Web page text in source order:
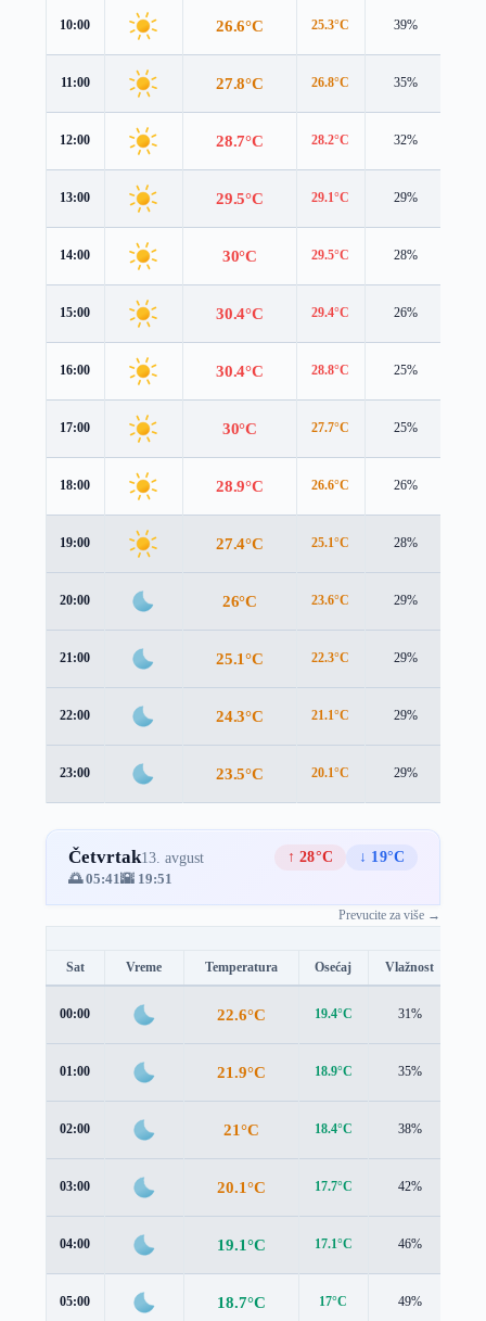
10:00 26.6°C 25.3°C 39%
11:00 27.8°C 26.8°C 35%
12:00 28.7°C 28.2°C 32%
13:00 29.5°C 29.1°C 29%
14:00 30°C 29.5°C 28%
15:00 30.4°C 29.4°C 26%
16:00 30.4°C 28.8°C 25%
17:00 30°C 27.7°C 25%
18:00 28.9°C 26.6°C 26%
19:00 27.4°C 25.1°C 28%
20:00 26°C 23.6°C 29%
21:00 25.1°C 22.3°C 29%
22:00 24.3°C 21.1°C 29%
23:00 23.5°C 20.1°C 29%
Četvrtak13. avgust ↑ 28°C
↓ 19°C
🌅 05:41🌇 19:51
Prevucite za više →
Sat Vreme Temperatura Osećaj Vlažnost
00:00 22.6°C 19.4°C 31%
01:00 21.9°C 18.9°C 35%
02:00 21°C 18.4°C 38%
03:00 20.1°C 17.7°C 42%
04:00 19.1°C 17.1°C 46%
05:00 18.7°C 17°C 49%